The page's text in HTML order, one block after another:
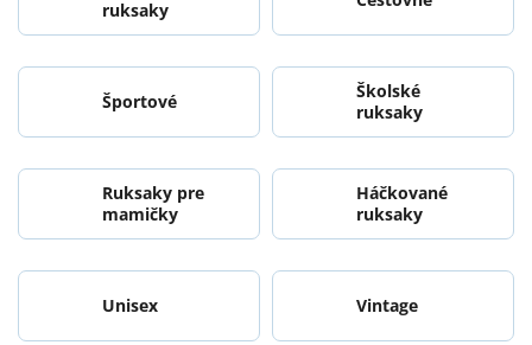
ruksaky
Športové
Školské
ruksaky
Ruksaky pre
mamičky
Háčkované
ruksaky
Unisex Vintage